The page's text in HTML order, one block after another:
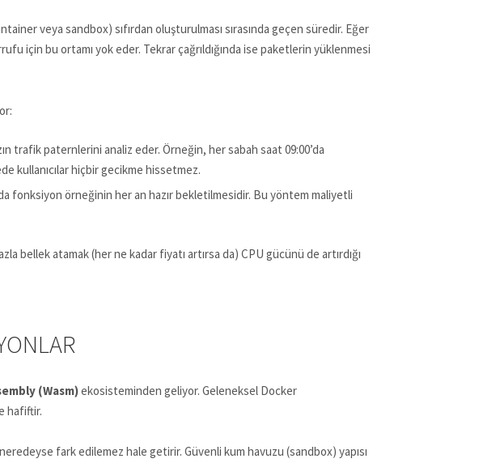
veya sandbox) sıfırdan oluşturulması sırasında geçen süredir. Eğer
için bu ortamı yok eder. Tekrar çağrıldığında ise paketlerin yüklenmesi
trafik paternlerini analiz eder. Örneğin, her sabah saat 09:00’da
kullanıcılar hiçbir gecikme hissetmez.
fonksiyon örneğinin her an hazır bekletilmesidir. Bu yöntem maliyetli
bellek atamak (her ne kadar fiyatı artırsa da) CPU gücünü de artırdığı
(Wasm)ekosisteminden geliyor. Geleneksel Docker
hafiftir.
fark edilemez hale getirir. Güvenli kum havuzu (sandbox) yapısı